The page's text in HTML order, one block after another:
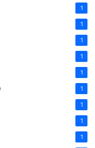
1
1
1
1
1
1
1
1
1